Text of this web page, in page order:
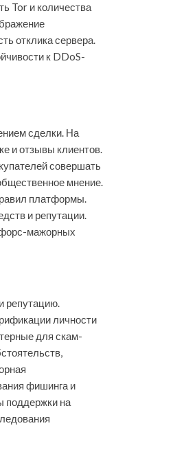
Tor и количества
отклика сервера.
к DDoS-
сделки. На
и отзывы клиентов.
совершать
мнение.
платформы.
и репутации.
форс-мажорных
репутацию.
личности
для скам-
фишинга и
поддержки на